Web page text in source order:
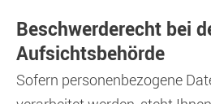
Beschwerderecht bei
Aufsichtsbehörde
Sofern personenbezogene